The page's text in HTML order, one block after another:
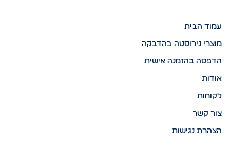
עמוד הבית
מוצרי נירוסטה בהדבקה
הדפסה בהזמנה אישית
אודות
לקוחות
צור קשר
הצהרת נגישות